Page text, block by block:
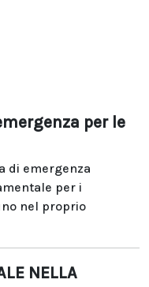
per le
di emergenza
per i
nel proprio
NELLA